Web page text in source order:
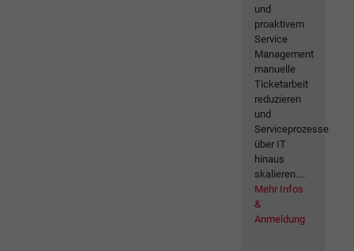
und
proaktivem
Service
Management
manuelle
Ticketarbeit
reduzieren
und
Serviceprozesse
über IT
hinaus
skalieren....
Mehr Infos
&
Anmeldung